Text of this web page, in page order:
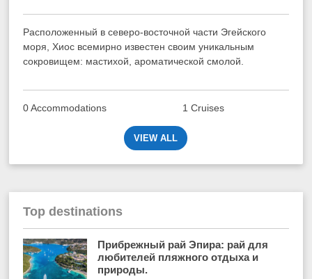
Расположенный в северо-восточной части Эгейского
моря, Хиос всемирно известен своим уникальным
сокровищем: мастихой, ароматической смолой.
0 Accommodations 1 Cruises
VIEW ALL
Top destinations
Прибрежный рай Эпира: рай для
любителей пляжного отдыха и
природы.